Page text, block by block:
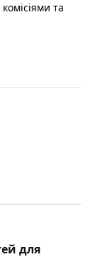
та
для